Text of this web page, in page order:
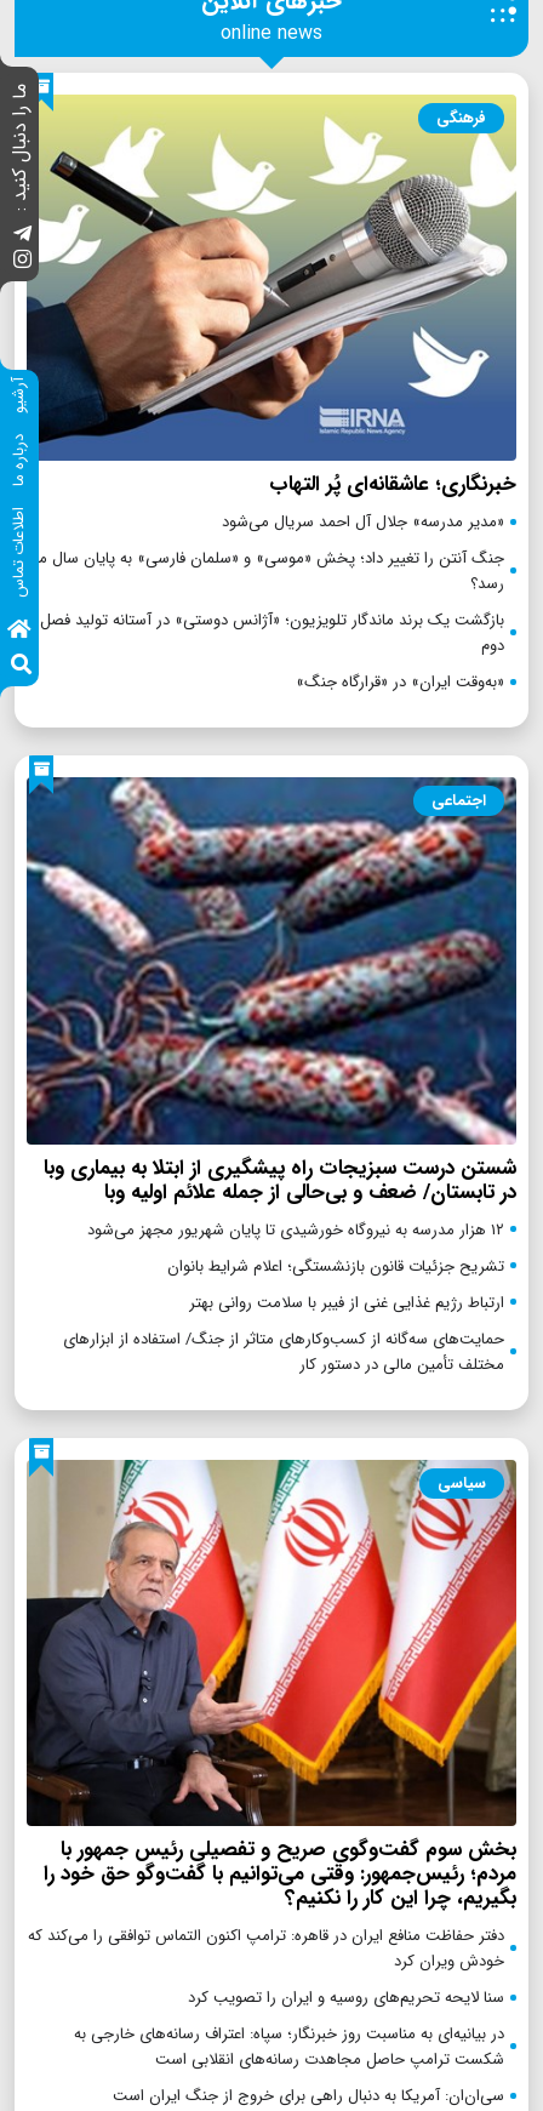
ما را دنبال کنید :
آرشیو
درباره ما
اطلاعات تماس
online news
فرهنگی
خبرنگاری؛ عاشقانه‌ای پُر التهاب
«مدیر مدرسه» جلال آل احمد سریال می‌شود
جنگ آنتن را تغییر داد؛ پخش «موسی» و «سلمان فارسی» به پایان سال می
رسد؟
بازگشت یک برند ماندگار تلویزیون؛ «آژانس دوستی» در آستانه تولید فصل
دوم
«به‌وقت ایران» در «قرارگاه جنگ»
اجتماعی
شستن درست سبزیجات راه پیشگیری از ابتلا به بیماری وبا
در تابستان/ ضعف و بی‌حالی از جمله علائم اولیه وبا
۱۲ هزار مدرسه به نیروگاه‌ خورشیدی تا پایان شهریور مجهز می‌شود
تشریح جزئیات قانون بازنشستگی؛ اعلام شرایط بانوان
ارتباط رژیم غذایی غنی از فیبر با سلامت روانی بهتر
حمایت‌های سه‌گانه از کسب‌وکارهای متاثر از جنگ/ استفاده از ابزارهای
مختلف تأمین مالی در دستور کار
سیاسی
بخش سوم گفت‌وگوی صریح و تفصیلی رئیس جمهور با
مردم؛ رئیس‌جمهور: وقتی می‌توانیم با گفت‌وگو حق خود را
بگیریم، چرا این کار را نکنیم؟
دفتر حفاظت منافع ایران در قاهره: ترامپ اکنون التماس توافقی را می‌کند که
خودش ویران کرد
سنا لایحه تحریم‌های روسیه و ایران را تصویب کرد
در بیانیه‌ای به مناسبت روز خبرنگار؛ سپاه: اعتراف رسانه‌های خارجی به
شکست ترامپ حاصل مجاهدت رسانه‌های انقلابی است
سی‌ان‌ان: آمریکا به دنبال راهی برای خروج از جنگ ایران است